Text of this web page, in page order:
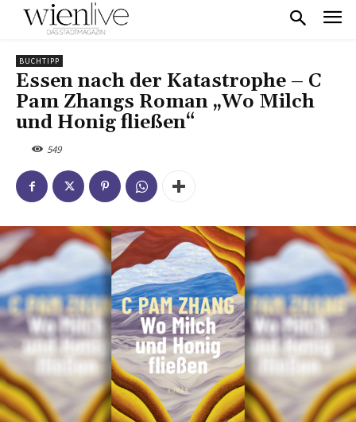
BUCHTIPP
Essen nach der Katastrophe – C
Pam Zhangs Roman „Wo Milch
und Honig fließen“
549